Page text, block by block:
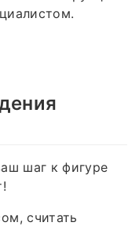
шаг к фигуре
считать